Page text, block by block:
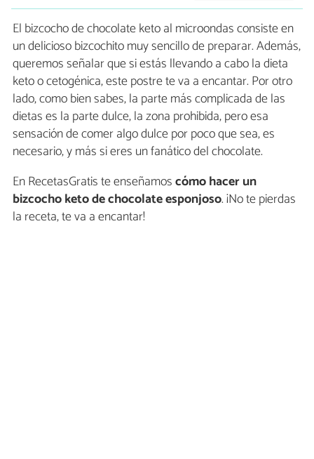
El bizcocho de chocolate keto al microondas consiste en
un delicioso bizcochito muy sencillo de preparar. Además,
queremos señalar que si estás llevando a cabo la dieta
keto o cetogénica, este postre te va a encantar. Por otro
lado, como bien sabes, la parte más complicada de las
dietas es la parte dulce, la zona prohibida, pero esa
sensación de comer algo dulce por poco que sea, es
necesario, y más si eres un fanático del chocolate.
En RecetasGratis te enseñamoscómo hacer un
bizcocho keto de chocolate esponjoso. ¡No te pierdas
la receta, te va a encantar!